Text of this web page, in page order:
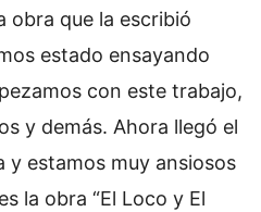
obra que la escribió
estado ensayando
con este trabajo,
y demás. Ahora llegó el
y estamos muy ansiosos
la obra “El Loco y El